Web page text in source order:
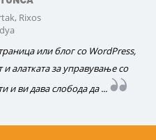
Rixos
или блог со WordPress,
и алатката за управување со
и ви дава слобода да ...